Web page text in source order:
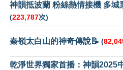
神韻抵波蘭 粉絲熱情接機 多城
(223,787次)
秦嶺太白山的神奇傳說📝 (
乾淨世界獨家首播：神韻2025